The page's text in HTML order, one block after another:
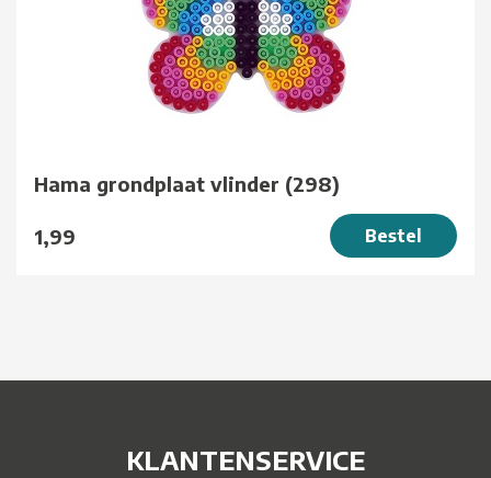
Hama grondplaat vlinder (298)
1,99 Bestel
KLANTENSERVICE